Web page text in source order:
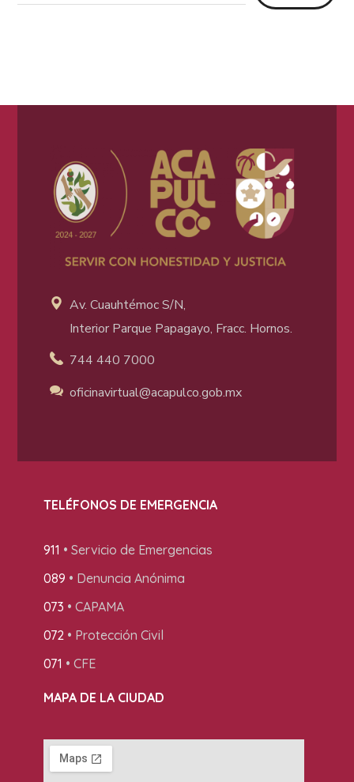
Av. Cuauhtémoc S/N,
Interior Parque Papagayo, Fracc. Hornos.
744 440 7000
oficinavirtual@acapulco.gob.mx
TELÉFONOS DE EMERGENCIA
911 • Servicio de Emergencias
089 • Denuncia Anónima
073 • CAPAMA
072• Protección Civil
071 • CFE
MAPA DE LA CIUDAD